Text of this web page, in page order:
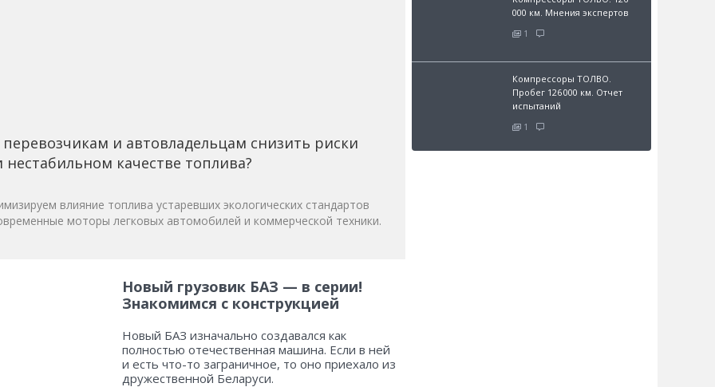
перевозчикам и автовладельцам снизить риски
нестабильном качестве топлива?
влияние топлива устаревших экологических стандартов
моторы легковых автомобилей и коммерческой техники.
Новый грузовик БАЗ — в серии!
Знакомимся с конструкцией
Новый БАЗ изначально создавался как
полностью отечественная машина. Если в ней
и есть что-то заграничное, то оно приехало из
дружественной Беларуси.
000 км. Мнения экспертов
1
Компрессоры ТОЛВО.
Пробег 126 000 км. Отчет
испытаний
1